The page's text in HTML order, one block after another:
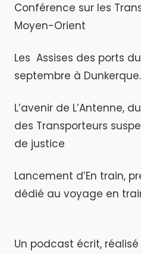
Conférence sur les
Moyen-Orient
Les Assises des ports
septembre à Dunkerque.
L’avenir de L’Antenne,
des Transporteurs
de justice
Lancement d’En train,
dédié au voyage en
Un podcast écrit,